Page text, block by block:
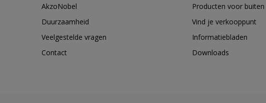
AkzoNobel
Duurzaamheid
Veelgestelde vragen
Contact
Producten voor buiten
Vind je verkooppunt
Informatiebladen
Downloads